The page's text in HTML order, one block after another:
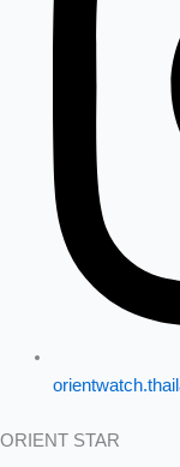
ORIENT STAR